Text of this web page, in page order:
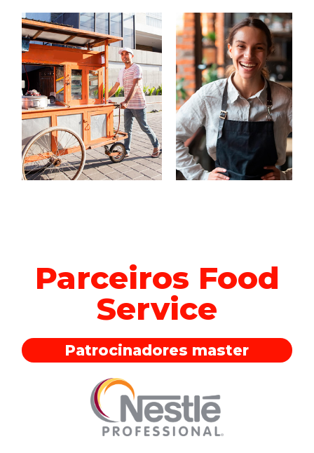
Parceiros Food
Service
Patrocinadores master